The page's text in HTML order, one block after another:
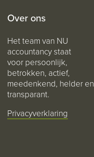
Over ons
Het team van NU
accountancy staat
voor persoonlijk,
betrokken, actief,
meedenkend, helder en
transparant.
Privacyverklaring